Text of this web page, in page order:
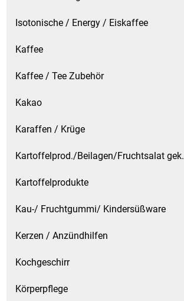
Isotonische / Energy / Eiskaffee
Kaffee
Kaffee / Tee Zubehör
Kakao
Karaffen / Krüge
Kartoffelprod./Beilagen/Fruchtsalat gek.
Kartoffelprodukte
Kau-/ Fruchtgummi/ Kindersüßware
Kerzen / Anzündhilfen
Kochgeschirr
Körperpflege